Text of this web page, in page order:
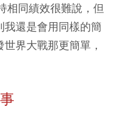
相同績效很難說，但
我還是會用同樣的簡
界大戰那更簡單，